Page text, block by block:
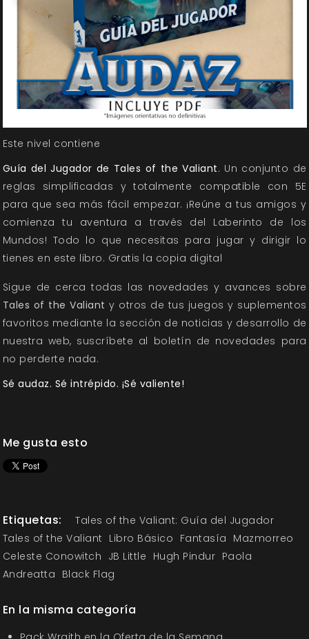
Este nivel contiene
Guía del Jugador de Tales of the Valiant. Un conjunto de
reglas simplificadas y totalmente compatible con 5E
para que sea más fácil empezar. ¡Reúne a tus amigos y
comienza tu aventura a través del Laberinto de los
Mundos! Todo lo que necesitas para jugar y dirigir lo
tienes en este libro. Gratis la copia digital
Sigue de cerca todas las novedades y avances sobre
Tales of the Valiant y otros de tus juegos y suplementos
favoritos mediante la sección de noticias y desarrollo de
nuestra web, suscríbete al boletín de novedades para
no perderte nada.
Sé audaz. Sé intrépido. ¡Sé valiente!
Me gusta esto
Etiquetas:
Tales of the Valiant: Guía del Jugador
Tales of the Valiant Libro Básico Fantasía Mazmorreo
Celeste Conowitch JB Little Hugh Pindur Paola
Andreatta Black Flag
En la misma categoría